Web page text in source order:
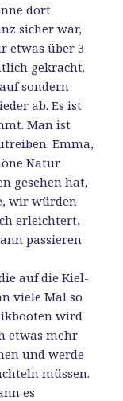
dort
sicher war,
etwas über 3
gekracht.
sondern
ab. Es ist
Man ist
Emma,
Natur
gesehen hat,
wir würden
erleichtert,
passieren
auf die Kiel-
viele Mal so
wird
etwas mehr
und werde
müssen.
es